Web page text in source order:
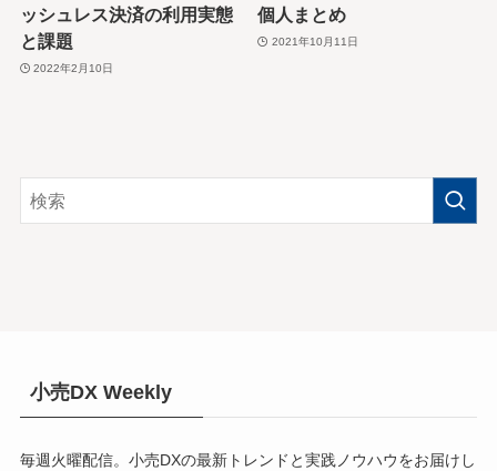
ッシュレス決済の利用実態
と課題
2022年2月10日
個人まとめ
2021年10月11日
小売DX Weekly
毎週火曜配信。小売DXの最新トレンドと実践ノウハウをお届けし